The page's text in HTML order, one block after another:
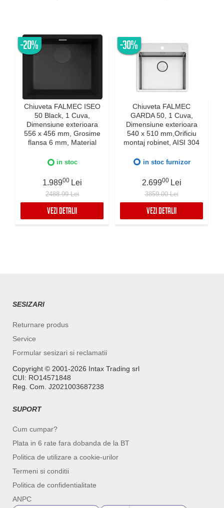
-20%
Chiuveta FALMEC ISEO
50 Black, 1 Cuva,
Dimensiune exterioara
556 x 456 mm, Grosime
flansa 6 mm, Material
Preaplin Perimetral,
blat
in stoc
1.98900 Lei
2488.99 Lei
VEZI DETALII
-30%
Chiuveta FALMEC
GARDA 50, 1 Cuva,
Dimensiune exterioara
540 x 510 mm,Orificiu
montaj robinet, AISI 304
12mm, Supapa de golire
zgomot, Sistem drenaj
FALMEC, Instalare flush
sau pe blat
in stoc furnizor
2.69900 Lei
3859.00 Lei
VEZI DETALII
SESIZARI
Returnare produs
Service
Formular sesizari si reclamatii
Copyright ©️ 2001-2026 Intax Trading srl
CUI: RO14571848
Reg. Com. J2021003687238
SUPORT
Cum cumpar?
Plata in 6 rate fara dobanda de la BT
Politica de utilizare a cookie-urilor
Termeni si conditii
Politica de confidentialitate
ANPC